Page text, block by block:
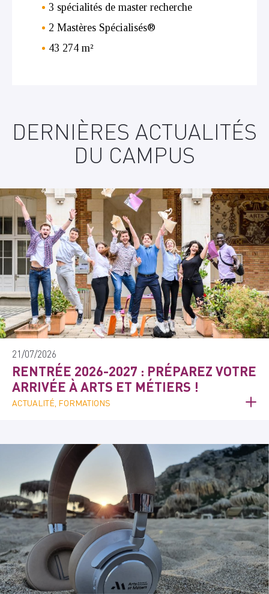
3 spécialités de master recherche
2 Mastères Spécialisés®
43 274 m²
DERNIÈRES ACTUALITÉS
DU CAMPUS
21/07/2026
RENTRÉE 2026-2027 : PRÉPAREZ VOTRE
ARRIVÉE À ARTS ET MÉTIERS !
ACTUALITÉ, FORMATIONS